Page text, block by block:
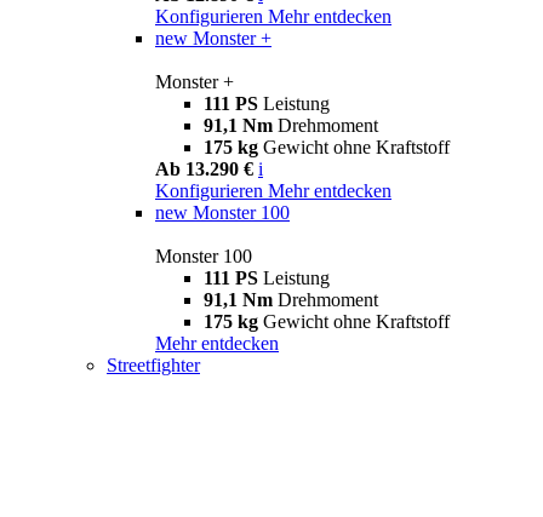
Konfigurieren Mehr entdecken
new Monster +
Monster +
111 PS Leistung
91,1 Nm Drehmoment
175 kg Gewicht ohne Kraftstoff
Ab 13.290 € i
Konfigurieren Mehr entdecken
new Monster 100
Monster 100
111 PS Leistung
91,1 Nm Drehmoment
175 kg Gewicht ohne Kraftstoff
Mehr entdecken
Streetfighter